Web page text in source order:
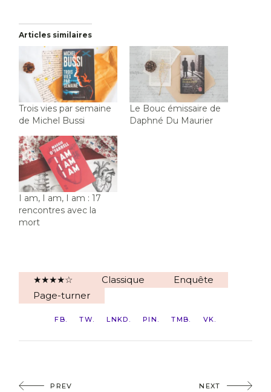
Articles similaires
Trois vies par semaine
de Michel Bussi
Le Bouc émissaire de
Daphné Du Maurier
I am, I am, I am : 17
rencontres avec la
mort
★★★★☆ Classique
Enquête
Page-turner
FB TW LNKD PIN TMB VK
PREV NEXT